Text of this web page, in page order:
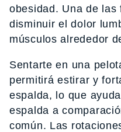
obesidad. Una de las
disminuir el dolor
músculos alrededor
Sentarte en una
permitirá estirar y
espalda, lo que
espalda a
común. Las